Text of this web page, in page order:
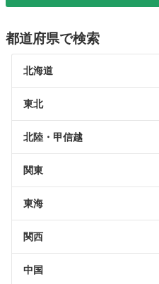
都道府県で検索
北海道
東北
北陸・甲信越
関東
東海
関西
中国